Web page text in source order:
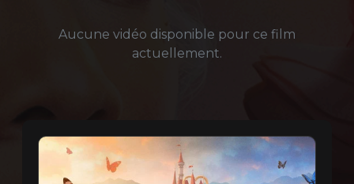
Aucune vidéo disponible pour ce film
actuellement.